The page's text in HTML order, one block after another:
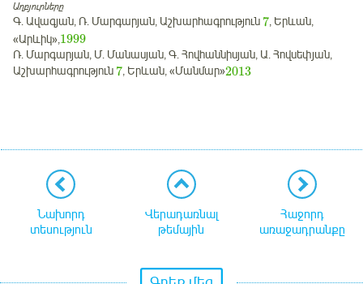
Աղբյուրները
Գ. Ավագյան, Ռ. Մարգարյան, Աշխարհագրություն 7, Երևան,
«Արևիկ»,1999
Ռ. Մարգարյան, Մ. Մանասյան, Գ. Հովհաննիսյան, Ա. Հովսեփյան,
Աշխարհագրություն 7, Երևան, «Մանմար»2013
Նախորդ
տեսություն
Վերադառնալ
թեմային
Հաջորդ
առաջադրանքը